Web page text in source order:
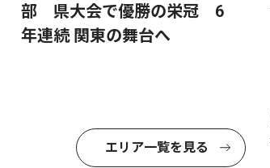
部 県大会で優勝の栄冠 6
年連続 関東の舞台へ
エリア一覧を見る